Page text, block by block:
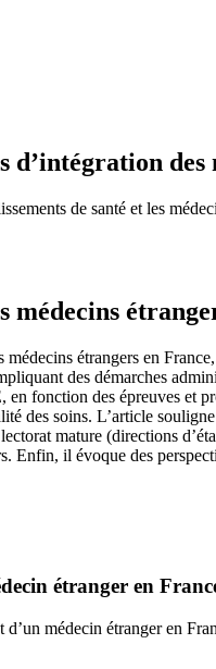
d’intégration
de santé et les
étrangers en
des démarches
fonction des épreuves et
des soins. L’article
mature (directions
Enfin, il évoque des
étranger en
médecin étranger en